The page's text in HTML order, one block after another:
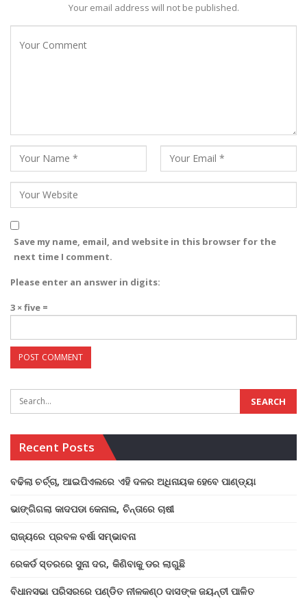
Your email address will not be published.
Save my name, email, and website in this browser for the
next time I comment.
Please enter an answer in digits:
3 × five =
Recent Posts
ବଢିଲା ଚର୍ଚ୍ଚା, ଆଇପିଏଲରେ ଏହି ଦଳର ଅଧିନାୟକ ହେବେ ପାଣ୍ଡ୍ୟା
ଭାଙ୍ଗିଗଲା କାଦପଡା କେନାଲ, ଚିନ୍ତାରେ ଚାଷୀ
ରାଜ୍ୟରେ ପ୍ରବଳ ବର୍ଷା ସମ୍ଭାବନା
ରେକର୍ଡ ସ୍ତରରେ ସୁନା ଦର, କିଣିବାକୁ ଡର ଲାଗୁଛି
ବିଧାନସଭା ପରିସରରେ ପଣ୍ଡିତ ନୀଳକଣ୍ଠ ଦାସଙ୍କ ଜୟନ୍ତୀ ପାଳିତ